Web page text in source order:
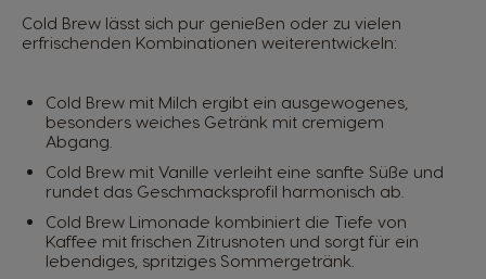
Cold Brew lässt sich pur genießen oder zu vielen
erfrischenden Kombinationen weiterentwickeln:
Cold Brew mit Milch ergibt ein ausgewogenes,
besonders weiches Getränk mit cremigem
Abgang.
Cold Brew mit Vanille verleiht eine sanfte Süße und
rundet das Geschmacksprofil harmonisch ab.
Cold Brew Limonade kombiniert die Tiefe von
Kaffee mit frischen Zitrusnoten und sorgt für ein
lebendiges, spritziges Sommergetränk.